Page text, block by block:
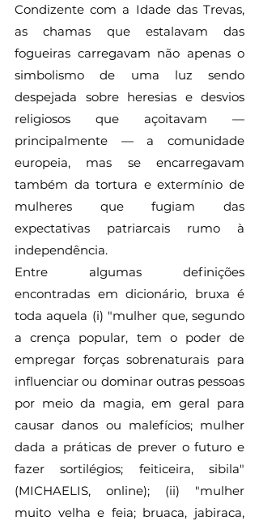
Condizente com a Idade das Trevas,
as chamas que estalavam das
fogueiras carregavam não apenas o
simbolismo de uma luz sendo
despejada sobre heresias e desvios
religiosos que açoitavam —
principalmente — a comunidade
europeia, mas se encarregavam
também da tortura e extermínio de
mulheres que fugiam das
expectativas patriarcais rumo à
independência.
Entre algumas definições
encontradas em dicionário, bruxa é
toda aquela (i) "mulher que, segundo
a crença popular, tem o poder de
empregar forças sobrenaturais para
influenciar ou dominar outras pessoas
por meio da magia, em geral para
causar danos ou malefícios; mulher
dada a práticas de prever o futuro e
fazer sortilégios; feiticeira, sibila"
(MICHAELIS, online); (ii) "mulher
muito velha e feia; bruaca, jabiraca,